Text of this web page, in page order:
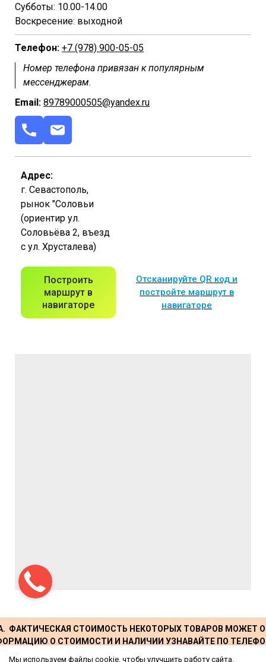
Субботы: 10.00-14.00
Воскресение: выходной
Телефон: +7 (978) 900-05-05
Номер телефона привязан к популярным
мессенджерам.
Email: 89789000505@yandex.ru
Адрес:
г. Севастополь,
рынок "Соловьи
(ориентир ул.
Соловьёва 2, въезд
с ул. Хрусталева)
Построить
маршрут в
навигаторе
Отсканируйте QR код и
постройте маршрут в
навигаторе
ФАКТИЧЕСКАЯ СТОИМОСТЬ НЕКОТОРЫХ ТОВАРОВ МОЖЕТ
О СТОИМОСТИ И НАЛИЧИИ УЗНАВАЙТЕ ПО
Мы используем файлы cookie, чтобы улучшить работу сайта.